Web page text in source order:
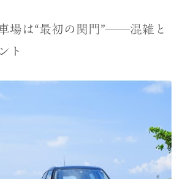
場は“最初の関門”──混雑と
ト